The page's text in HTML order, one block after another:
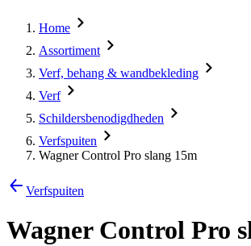
Home
Assortiment
Verf, behang & wandbekleding
Verf
Schildersbenodigdheden
Verfspuiten
Wagner Control Pro slang 15m
Verfspuiten
Wagner Control Pro